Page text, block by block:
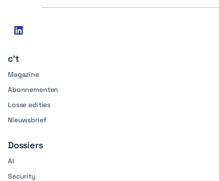
Social
linkedin
c't
Magazine
Abonnementen
Losse edities
Nieuwsbrief
Dossiers
AI
Security